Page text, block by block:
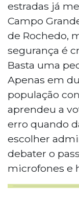
estradas já
Campo
de Rochedo,
segurança é
Basta uma
Apenas em
população
aprendeu a
erro quando
escolher
debater o
microfones e